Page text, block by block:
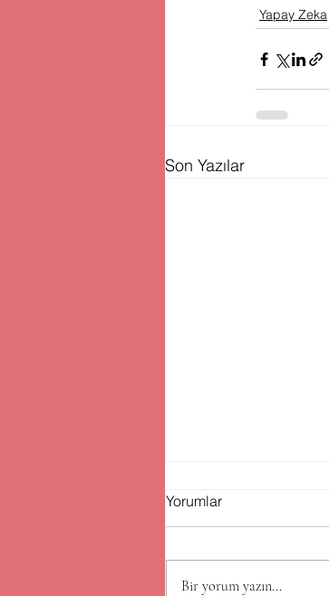
Yapay Zeka
Son Yazılar
Yorumlar
Bir yorum yazın...